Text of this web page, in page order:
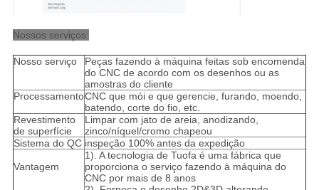
Nossos serviços:
Nosso serviço
Peças fazendo à máquina feitas sob encomenda
do CNC de acordo com os desenhos ou as
amostras do cliente
ProcessamentoCNC que mói e que gerencie, furando, moendo,
batendo, corte do fio, etc.
Revestimento
de superfície
Limpar com jato de areia, anodizando,
zinco/níquel/cromo chapeou
Sistema do QC inspeção 100% antes da expedição
Vantagem
1). A tecnologia de Tuofa é uma fábrica que
proporciona o serviço fazendo à máquina do
CNC por mais de 8 anos